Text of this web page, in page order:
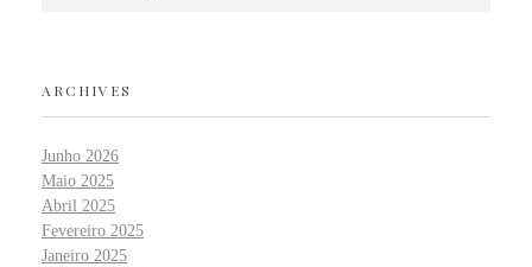
ARCHIVES
Junho 2026
Maio 2025
Abril 2025
Fevereiro 2025
Janeiro 2025